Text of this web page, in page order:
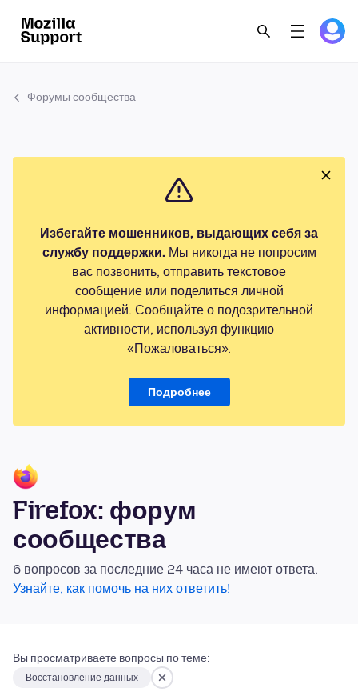
Форумы сообщества
Избегайте мошенников, выдающих себя за
службу поддержки.Мы никогда не попросим
вас позвонить, отправить текстовое
сообщение или поделиться личной
информацией. Сообщайте о подозрительной
активности, используя функцию
«Пожаловаться».
Подробнее
Firefox: форум
сообщества
6 вопросов за последние 24 часа не имеют ответа.
Узнайте, как помочь на них ответить!
Вы просматриваете вопросы по теме:
Восстановление данных